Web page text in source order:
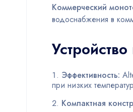
Коммерческий
водоснабжения в
Эффективность:
при низких
Компактная